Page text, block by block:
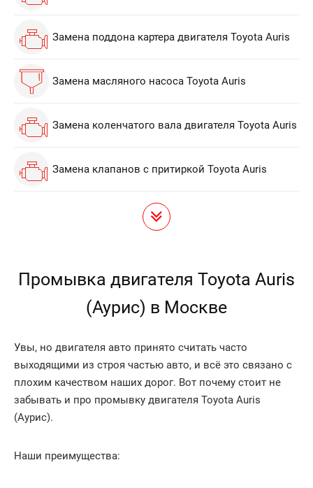
Замена поддона картера двигателя Toyota Auris
Замена масляного насоса Toyota Auris
Замена коленчатого вала двигателя Toyota Auris
Замена клапанов с притиркой Toyota Auris
Промывка двигателя Toyota Auris
(Аурис) в Москве
Увы, но двигателя авто принято считать часто
выходящими из строя частью авто, и всё это связано с
плохим качеством наших дорог. Вот почему стоит не
забывать и про промывку двигателя Toyota Auris
(Аурис).
Наши преимущества: